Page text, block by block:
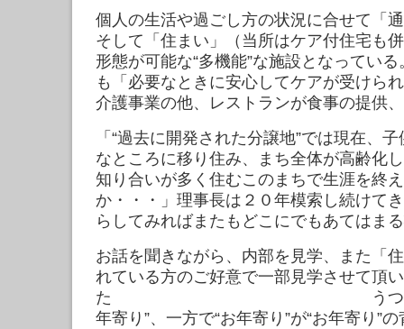
個人の生活や過ごし方の状況に合せて「
そして「住まい」（当所はケア付住宅も
形態が可能な“多機能”な施設となってい
も「必要なときに安心してケアが受けら
介護事業の他、レストランが食事の提供
「“過去に開発された分譲地”では現在、
なところに移り住み、まち全体が高齢化
知り合いが多く住むこのまちで生涯を終
か・・・」理事長は２０年模索し続けて
らしてみればまたもどこにでもあてはま
お話を聞きながら、内部を見学、また「
れている方のご好意で一部見学させて頂い
た うつろにも見え
年寄り”、一方で“お年寄り”が“お年寄り”